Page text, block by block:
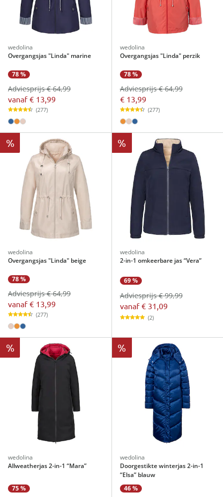
wedolina
Overgangsjas "Linda" marine
78 %
vanaf€ 13,99
Adviesprijs € 64,99
(277)
wedolina
Overgangsjas "Linda" perzik
78 %
€ 13,99
Adviesprijs € 64,99
(277)
%
wedolina
Overgangsjas "Linda" beige
78 %
vanaf€ 13,99
Adviesprijs € 64,99
(277)
%
wedolina
2-in-1 omkeerbare jas “Vera”
69 %
vanaf€ 31,09
Adviesprijs € 99,99
(2)
%
wedolina
Allweatherjas 2-in-1 “Mara”
75 %
%
wedolina
Doorgestikte winterjas 2-in-1
“Elsa” blauw
46 %